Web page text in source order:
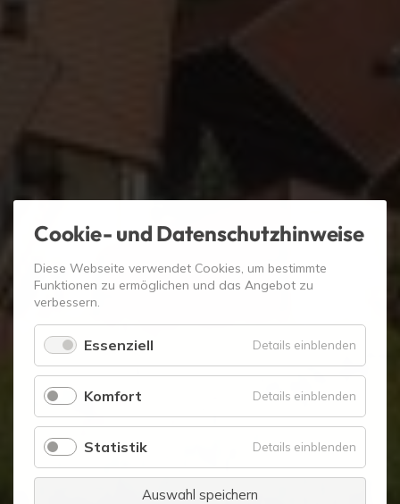
Cookie- und Datenschutzhinweise
Diese Webseite verwendet Cookies, um bestimmte
Funktionen zu ermöglichen und das Angebot zu
verbessern.
Essenziell Details einblenden
Komfort Details einblenden
Komfort
Statistik Details einblenden
Statistik
Auswahl speichern